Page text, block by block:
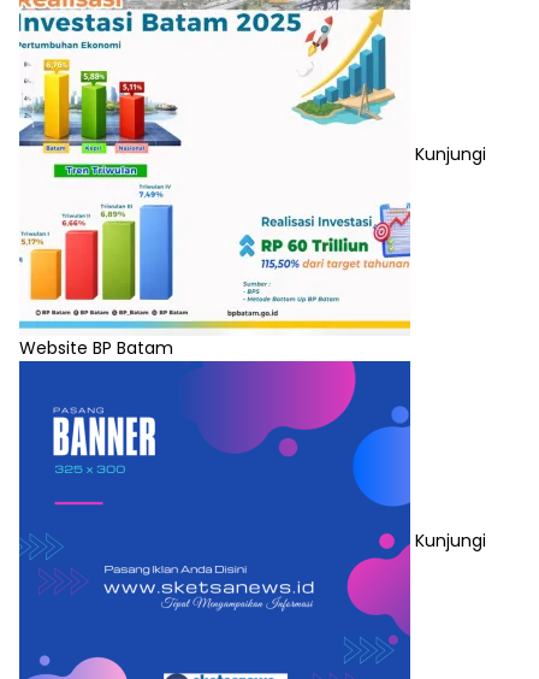
Kunjungi
Website BP Batam
Kunjungi